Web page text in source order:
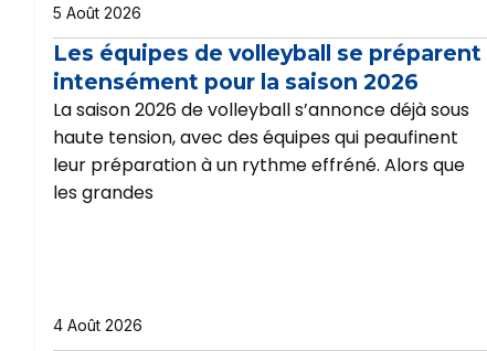
5 Août 2026
Les équipes de volleyball se préparent
intensément pour la saison 2026
La saison 2026 de volleyball s’annonce déjà sous
haute tension, avec des équipes qui peaufinent
leur préparation à un rythme effréné. Alors que
les grandes
4 Août 2026